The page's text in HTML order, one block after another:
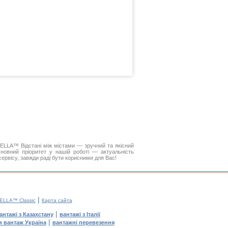
Відстані між містами — зручний та якісний
пріоритет у нашій роботі — актуальність
завжди раді бути корисними для Вас!
Classic| Карта сайта
з Казахстану | вантажі з Італії
вантаж Україна| вантажні перевезення